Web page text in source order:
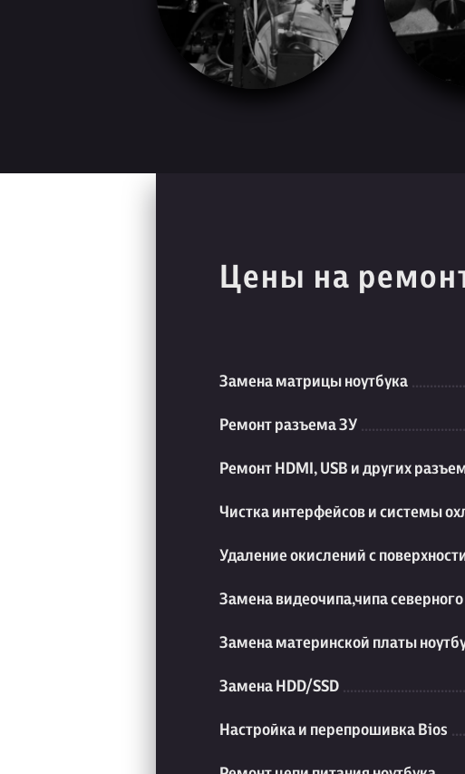
Цены на
Замена матрицы ноутбука
Ремонт разъема ЗУ
Ремонт HDMI, USB и других
Чистка интерфейсов и системы
Удаление окислений с
Замена видеочипа,чипа
Замена материнской платы
Замена HDD/SSD
Настройка и перепрошивка Bios